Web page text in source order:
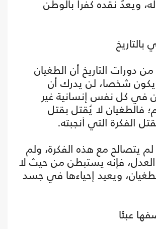
ويعدّ نقده كفرا بالوطن
دورات التاريخ أن الطغيان
شخصا، لن يدرك أن
في كل نفس إنسانية غير
فالطغيان لا يُقتل بقتل
الفكرة التي أنجبته.
لم يتصالح مع هذه الفكرة، ولم
فإنه يستبطن من حيث لا
ويعيد إحياءها في جسد